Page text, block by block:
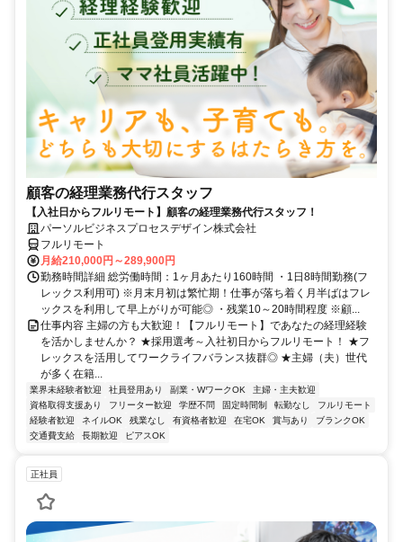
顧客の経理業務代行スタッフ
【入社日からフルリモート】顧客の経理業務代行スタッフ！
パーソルビジネスプロセスデザイン株式会社
フルリモート
月給210,000円～289,900円
勤務時間詳細 総労働時間：1ヶ月あたり160時間 ・1日8時間勤務(フ
レックス利用可) ※月末月初は繁忙期！仕事が落ち着く月半ばはフレ
ックスを利用して早上がりが可能◎ ・残業10～20時間程度 ※顧...
仕事内容 主婦の方も大歓迎！【フルリモート】であなたの経理経験
を活かしませんか？ ★採用選考～入社初日からフルリモート！ ★フ
レックスを活用してワークライフバランス抜群◎ ★主婦（夫）世代
が多く在籍...
業界未経験者歓迎 社員登用あり 副業・WワークOK
主婦・主夫歓迎
資格取得支援あり
フリーター歓迎 学歴不問 固定時間制 転勤なし
フルリモート
経験者歓迎
ネイルOK 残業なし 有資格者歓迎 在宅OK 賞与あり
ブランクOK
交通費支給
長期歓迎 ピアスOK
正社員